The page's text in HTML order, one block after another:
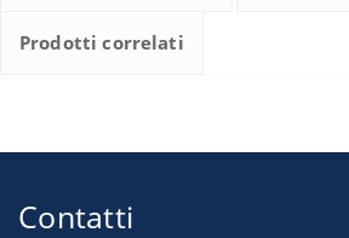
Prodotti correlati
Contatti